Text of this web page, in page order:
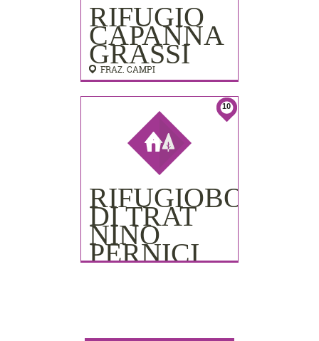
RIFUGIO
CAPANNA
GRASSI
FRAZ. CAMPI
10
RIFUGIOBOCCA
DI TRAT
NINO
PERNICI